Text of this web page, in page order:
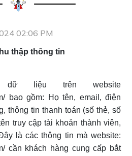
02:06 PM
thập thông tin
liệu trên website
bao gồm: Họ tên, email, điện
thông tin thanh toán (số thẻ, số
truy cập tài khoản thành viên,
là các thông tin mà website:
cần khách hàng cung cấp bắt